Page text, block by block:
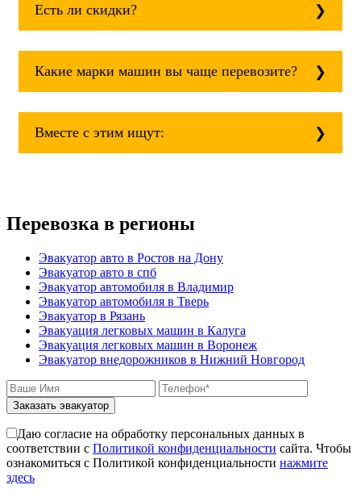
на любое расстояние звоните
Есть ли скидки?
можно получить дешево и быстро
Какие марки машин вы чаще перевозите?
isuzu;
nissan;
малолитражные авто и скутеры.
Вместе с этим ищут:
автоматической КПП блокировка
колес
для снегоходов
Эвакуатор с паркинга штрафстоянки
эвакуатор истра - Екатеринбург
буксровка
Как вызвать эвакуатор с подземного
паркинга
эвакуатор истра - Марьино недорого
эвакуатор истра - Питер
эвакуатор седан
эвакуатор пикапа
эвакуатор фургона
эвакуатор в сто
эвакуатор из гаража
эвакуатор гидравлической
Перевозка в регионы
Эвакуатор авто в Ростов на Дону
Эвакуатор авто в спб
Эвакуатор автомобиля в Владимир
Эвакуатор автомобиля в Тверь
Эвакуатор в Рязань
Эвакуация легковых машин в Калуга
Эвакуация легковых машин в Воронеж
Эвакуатор внедорожников в Нижний Новгород
Заказать эвакуатор
Даю согласие на обработку персональных данных в
соответствии с Политикой конфиденциальности сайта. Чтобы
ознакомиться с Политикой конфиденциальности нажмите
здесь